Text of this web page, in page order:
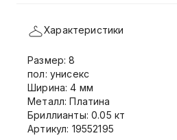
Характеристики
Размер: 8
пол: унисекс
Ширина: 4 мм
Металл: Платина
Бриллианты: 0.05 кт
Артикул: 19552195